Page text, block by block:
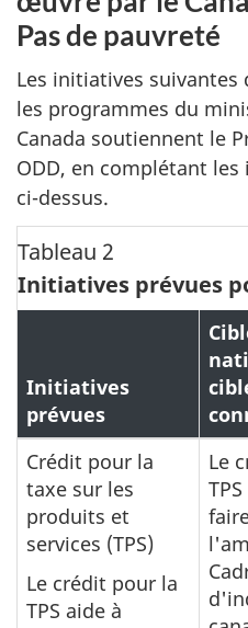
Pas de pauvreté
Les initiatives
les programmes du
Canada soutiennent le
ODD, en complétant
ci-dessus.
Tableau 2
Initiatives prévues
Initiatives
prévues
Crédit pour la
taxe sur les
produits et
services (TPS)
Le crédit pour la
TPS aide à
Le